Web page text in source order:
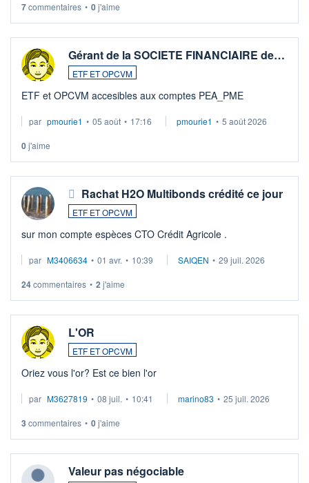
7commentaires • 0j'aime
Gérant de la SOCIETE FINANCIAIRE de…
ETF ET OPCVM
ETF et OPCVM accesibles aux comptes PEA_PME
par pmourie1 • 05 août • 17:16 pmourie1 • 5 août 2026
0j'aime
Rachat H2O Multibonds crédité ce jour
ETF ET OPCVM
sur mon compte espèces CTO Crédit Agricole .
par M3406634 • 01 avr. • 10:39 SAIQEN • 29 juil. 2026
24commentaires • 2 j'aime
L'OR
ETF ET OPCVM
Oriez vous l'or? Est ce bien l'or
par M3627819 • 08 juil. • 10:41 marino83 • 25 juil. 2026
3 commentaires • 0j'aime
Valeur pas négociable